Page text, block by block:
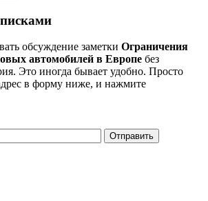
обсуждение заметки Ограничения
автомобилей в Европе без
Это иногда бывает удобно. Просто
в форму ниже, и нажмите